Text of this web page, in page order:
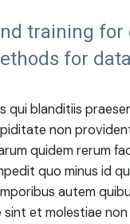
training
for
qui blanditiis
non
quidem rerum
quo minus id
autem
et molestiae non